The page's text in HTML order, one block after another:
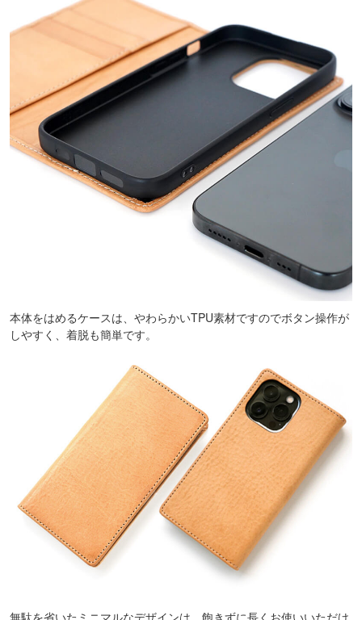
本体をはめるケースは、やわらかいTPU素材ですのでボタン操作が
しやすく、着脱も簡単です。